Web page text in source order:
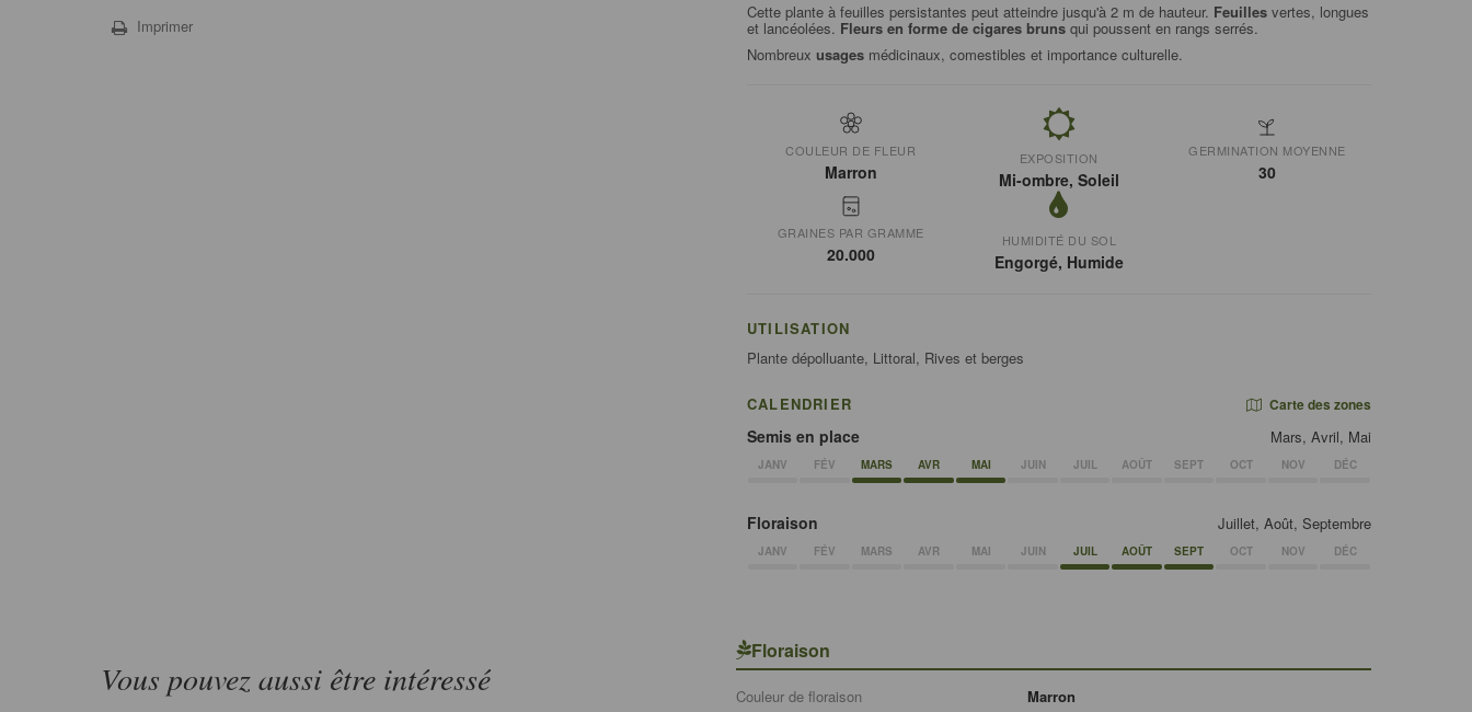
Imprimer
Cette plante à feuilles persistantes peut atteindre jusqu'à 2 m de hauteur. Feuillesvertes, longues
et lancéolées. Fleurs en forme de cigares brunsqui poussent en rangs serrés.
Nombreux usagesmédicinaux, comestibles et importance culturelle.
COULEUR DE FLEUR
Marron
EXPOSITION
Mi-ombre, Soleil
GERMINATION MOYENNE
30
GRAINES PAR GRAMME
20.000
HUMIDITÉ DU SOL
Engorgé, Humide
UTILISATION
Plante dépolluante, Littoral, Rives et berges
CALENDRIER Carte des zones
Semis en place Mars, Avril, Mai
JANV FÉV MARS AVR MAI JUIN JUIL AOÛT SEPT OCT NOV DÉC
Floraison Juillet, Août, Septembre
JANV FÉV MARS AVR MAI JUIN JUIL AOÛT SEPT OCT NOV DÉC
Vous pouvez aussi être intéressé
Floraison
Couleur de floraison
Marron